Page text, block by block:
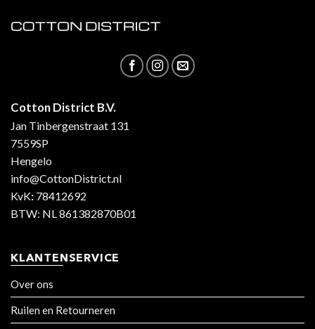
Cotton District B.V.
Jan Tinbergenstraat 131
7559SP
Hengelo
info@CottonDistrict.nl
KvK: 78412692
BTW: NL 861382870B01
KLANTENSERVICE
Over ons
Ruilen en Retourneren